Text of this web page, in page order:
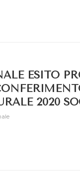
ESITO
2020